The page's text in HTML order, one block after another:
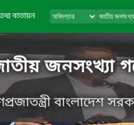
বাতায়ন
জনসংখ্যা
বাংলাদেশ